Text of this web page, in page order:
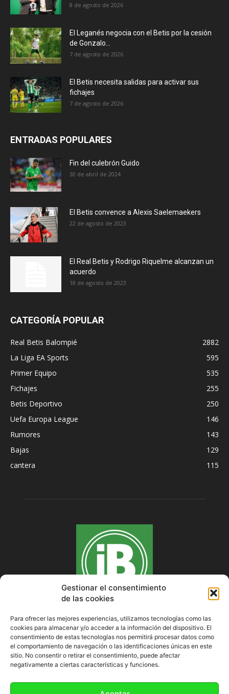
Gestionar el consentimiento
de las cookies
Para ofrecer las mejores experiencias, utilizamos tecnologías como las
cookies para almacenar y/o acceder a la información del dispositivo. El
consentimiento de estas tecnologías nos permitirá procesar datos como
el comportamiento de navegación o las identificaciones únicas en este
sitio. No consentir o retirar el consentimiento, puede afectar
negativamente a ciertas características y funciones.
8 de agosto de 2026
El Leganés negocia con el Betis por la cesión
de Gonzalo...
7 de agosto de 2026
El Betis necesita salidas para activar sus
fichajes
7 de agosto de 2026
ENTRADAS POPULARES
Fin del culebrón Guido
30 de abril de 2024
El Betis convence a Alexis Saelemaekers
22 de agosto de 2023
El Real Betis y Rodrigo Riquelme alcanzan un
acuerdo
18 de agosto de 2023
CATEGORÍA POPULAR
Real Betis Balompié
2882
La Liga EA Sports
595
Primer Equipo
535
Fichajes
255
Betis Deportivo
250
Uefa Europa League
146
Rumores
143
Bajas
129
cantera
115
SOBRE NOSOTROS